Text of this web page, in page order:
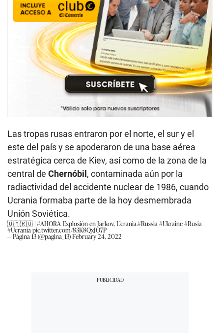
Las tropas rusas entraron por el norte, el sur y el
este del país y se apoderaron de una base aérea
estratégica cerca de Kiev, así como de la zona de la
central de Chernóbil , contaminada aún por la
radiactividad del accidente nuclear de 1986, cuando
Ucrania formaba parte de la hoy desmembrada
Unión Soviética.
🇺🇦🇷🇺 |#AHORAExplosión en Jarkov, Ucrania.#Russia#Ukraine#Rusia
#Ucraniapic.twitter.com/83K8QxJO7P
— Página 13 (@pagina_13)February 24, 2022